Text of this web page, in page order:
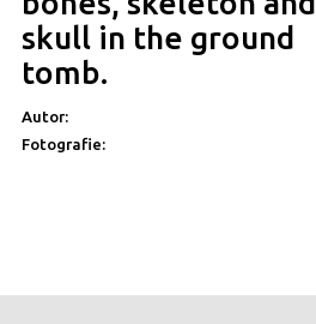
skull in the ground
tomb.
Autor:
Fotografie: